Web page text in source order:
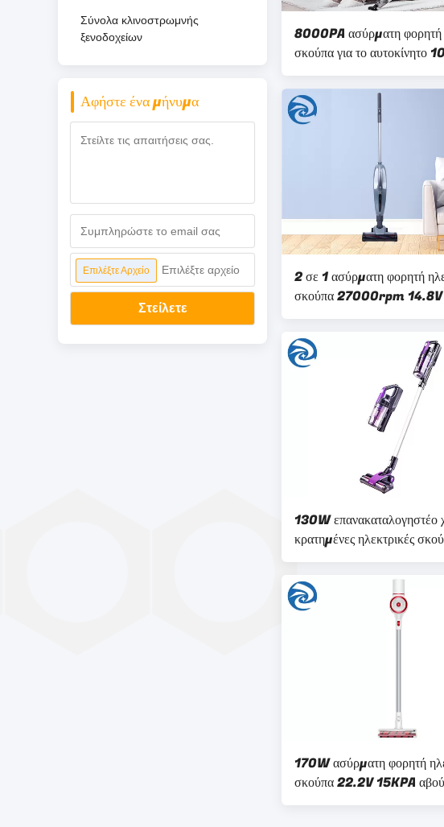
Σύνολα κλινοστρωμνής
ξενοδοχείων
Αφήστε ένα μήνυμα
Επιλέξτε Αρχείο Επιλέξτε αρχείο
Στείλετε
8000PA ασύρματη φορητή
σκούπα για το αυτοκίνητο
ασύρματο 2200mAh
2 σε 1 ασύρματη φορητή
σκούπα 27000rpm 14.8V
130W επανακαταλογηστέο
κρατημένες ηλεκτρικές
26V
170W ασύρματη φορητή
σκούπα 22.2V 15KPA